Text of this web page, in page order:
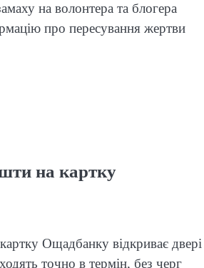
на волонтера та блогера
про пересування жертви
на картку
Ощадбанку відкриває двері
точно в термін, без черг